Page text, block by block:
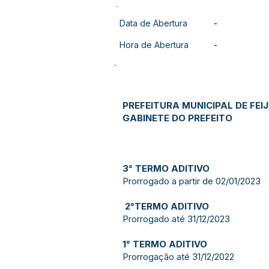
Data de Abertura -
Hora de Abertura -
PREFEITURA MUNICIPAL DE
GABINETE DO PREFEITO
3° TERMO ADITIVO
Prorrogado a partir de 02/01/2023
2°TERMO ADITIVO
Prorrogado até 31/12/2023
1° TERMO ADITIVO
Prorrogação até 31/12/2022